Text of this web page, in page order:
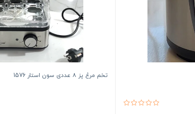
تخم مرغ پز ۸ عددی سون استار 1576